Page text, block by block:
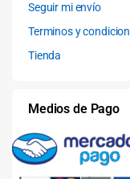
Seguir mi envío
Terminos y
Tienda
Medios de Pago